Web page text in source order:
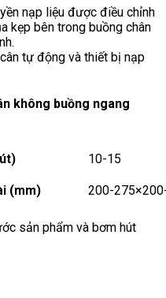
nạp liệu được điều chỉnh
kẹp bên trong buồng chân
tự động và thiết bị nạp
không buồng ngang
10-15
(mm) 200-
sản phẩm và bơm hút